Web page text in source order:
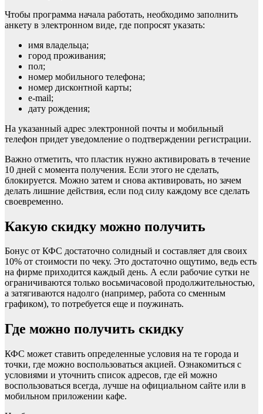
Чтобы программа начала работать, необходимо заполнить
анкету в электронном виде, где попросят указать:
имя владельца;
город проживания;
пол;
номер мобильного телефона;
номер дисконтной карты;
e-mail;
дату рождения;
На указанный адрес электронной почты и мобильный
телефон придет уведомление о подтверждении регистрации.
Важно отметить, что пластик нужно активировать в течение
10 дней с момента получения. Если этого не сделать,
блокируется. Можно затем и снова активировать, но зачем
делать лишние действия, если под силу каждому все сделать
своевременно.
Какую скидку можно получить
Бонус от КФС достаточно солидный и составляет для своих
10% от стоимости по чеку. Это достаточно ощутимо, ведь есть
на фирме приходится каждый день. А если рабочие сутки не
ограничиваются только восьмичасовой продолжительностью,
а затягиваются надолго (например, работа со сменным
графиком), то потребуется еще и поужинать.
Где можно получить скидку
КФС может ставить определенные условия на те города и
точки, где можно воспользоваться акцией. Ознакомиться с
условиями и уточнить список адресов, где ей можно
воспользоваться всегда, лучше на официальном сайте или в
мобильном приложении кафе.